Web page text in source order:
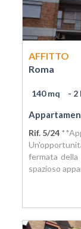
AFFITTO
Roma
140 mq - 2
Rif. 5/24
fermata
spazioso